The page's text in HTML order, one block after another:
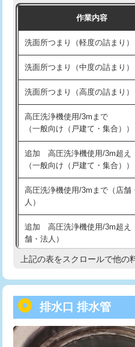
モルタル補修（厚さ10㎝まで）
モルタル補修（厚さ10㎝超え）
洗面台設置
バスタブ設置
追加人工
廃棄・処分
※給水管工事は20mmまでの
交換・取付（その他部品）
持込商品取付（単水栓）
持込商品取付（混合水栓）
持込商品取付（浄水器・分岐
給水管工事※（ホール加工)
給水管工事※（バンド止め)
給水管工事※（支持金具設置)
給水管工事※（保温材使用（
め込み）)
給水管工事※（土の掘削・埋
業)
給水管工事※（塩ビ管（VP・HI
用/3ｍまで)
用（追加）/3ｍ超え)
給水管工事※（ライニング鋼
管・ポリ管・HT管使用/3ｍま
作業内容
洗面所つまり（軽度の詰まり）
洗面所つまり（中度の詰まり）
洗面所つまり（高度の詰まり）
高圧洗浄機使用/3mまで
（一般向け（戸建て・集合））
追加 高圧洗浄機使用/3m超え
（一般向け（戸建て・集合））
高圧洗浄機使用/3mまで（店舗
人）
追加 高圧洗浄機使用/3m超え
舗・法人）
高度高圧洗浄換
トーラー機使用/3mまで
追加トーラー機使用/3m超え
上記の表をスクロールで他の
排水口 排水管